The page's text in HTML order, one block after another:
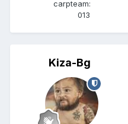
carpteam:
013
Kiza-Bg